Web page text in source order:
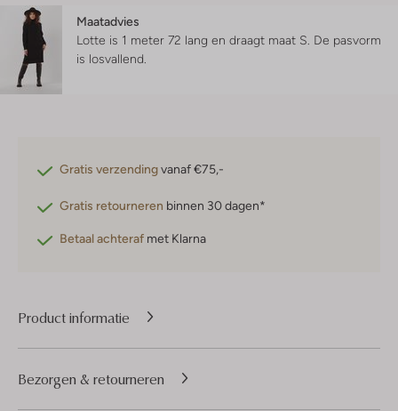
Maatadvies
Lotte is 1 meter 72 lang en draagt maat S. De pasvorm
is losvallend
Gratis verzendingvanaf €75,-
Gratis retourneren binnen 30 dagen*
Betaal achteraf met Klarna
Product informatie
Bezorgen & retourneren